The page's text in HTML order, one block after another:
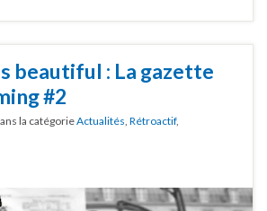
beautiful : La gazette
#2
la catégorieActualités Rétroactif,